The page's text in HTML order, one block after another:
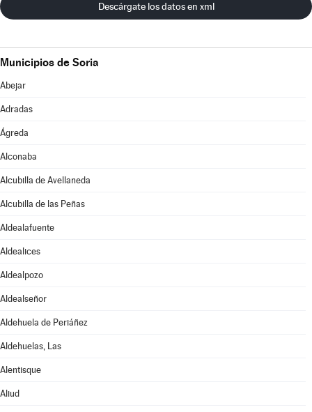
Descárgate los datos en xml
Municipios de Soria
Abejar
Adradas
Ágreda
Alconaba
Alcubilla de Avellaneda
Alcubilla de las Peñas
Aldealafuente
Aldealices
Aldealpozo
Aldealseñor
Aldehuela de Periáñez
Aldehuelas, Las
Alentisque
Aliud